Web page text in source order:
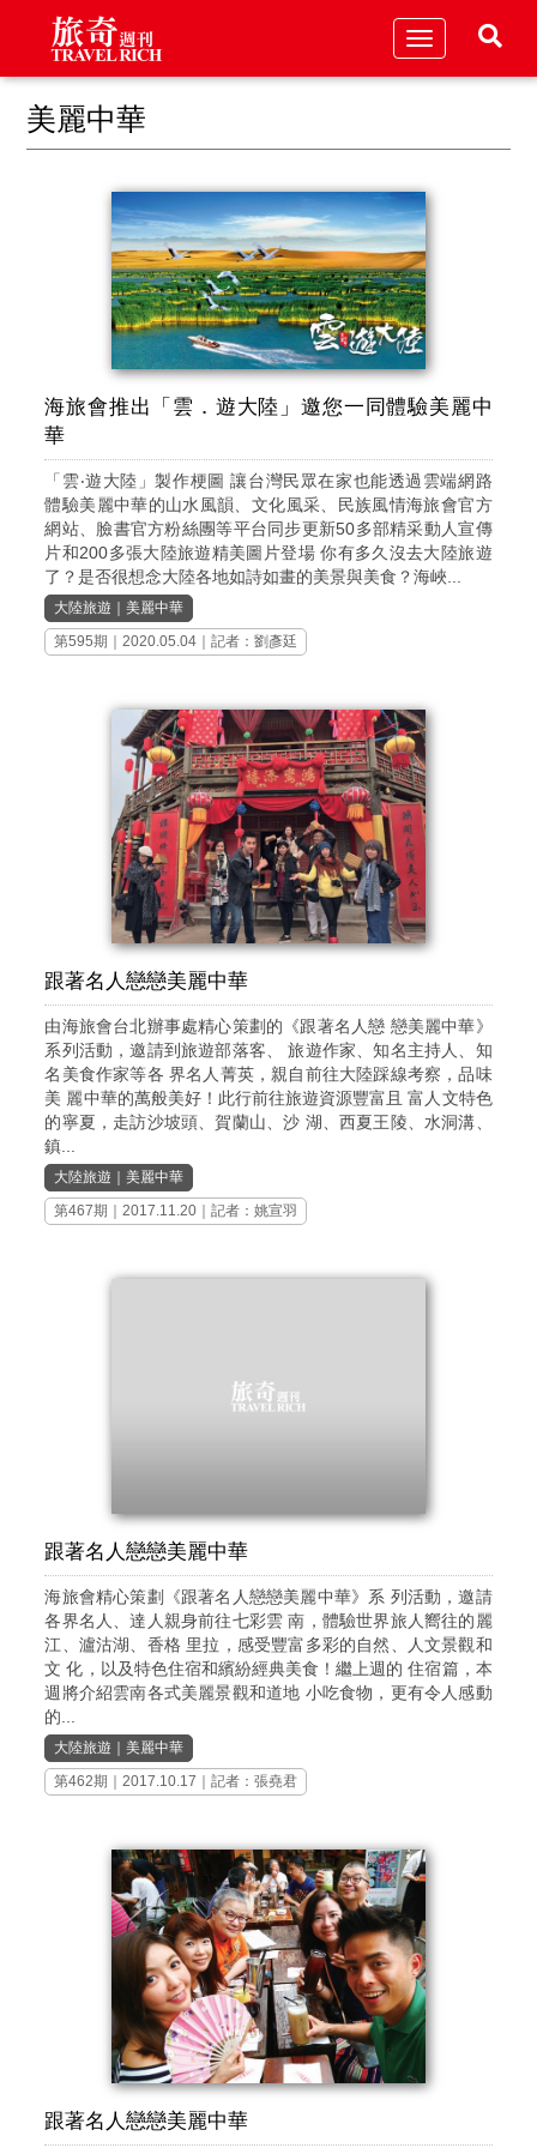
Toggle
美麗中華
海旅會推出「雲．遊大陸」邀您一同體驗美麗中
華
「雲‧遊大陸」製作梗圖 讓台灣民眾在家也能透過雲端網路
體驗美麗中華的山水風韻、文化風采、民族風情海旅會官方
網站、臉書官方粉絲團等平台同步更新50多部精采動人宣傳
片和200多張大陸旅遊精美圖片登場 你有多久沒去大陸旅遊
了？是否很想念大陸各地如詩如畫的美景與美食？海峽...
大陸旅遊 ｜美麗中華
第595期 ｜2020.05.04｜記者：劉彥廷
跟著名人戀戀美麗中華
由海旅會台北辦事處精心策劃的《跟著名人戀 戀美麗中華》
系列活動，邀請到旅遊部落客、 旅遊作家、知名主持人、知
名美食作家等各 界名人菁英，親自前往大陸踩線考察，品味
美 麗中華的萬般美好！此行前往旅遊資源豐富且 富人文特色
的寧夏，走訪沙坡頭、賀蘭山、沙 湖、西夏王陵、水洞溝、
鎮...
大陸旅遊 ｜美麗中華
第467期 ｜2017.11.20｜記者：姚宣羽
跟著名人戀戀美麗中華
海旅會精心策劃《跟著名人戀戀美麗中華》系 列活動，邀請
各界名人、達人親身前往七彩雲 南，體驗世界旅人嚮往的麗
江、瀘沽湖、香格 里拉，感受豐富多彩的自然、人文景觀和
文 化，以及特色住宿和繽紛經典美食！繼上週的 住宿篇，本
週將介紹雲南各式美麗景觀和道地 小吃食物，更有令人感動
的...
大陸旅遊 ｜美麗中華
第462期 ｜2017.10.17｜記者：張堯君
跟著名人戀戀美麗中華